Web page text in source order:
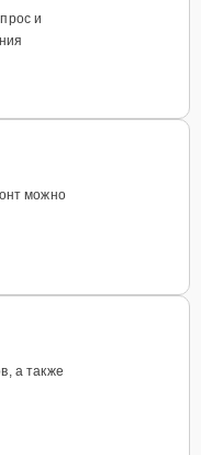
и
можно
а также